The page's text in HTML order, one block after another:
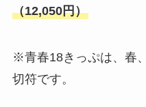
（12,050円）
※青春18きっぷは、春
切符です。